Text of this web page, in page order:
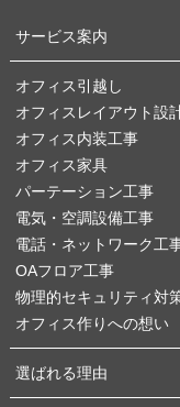
サービス案内
オフィス引越し
オフィスレイアウト設
オフィス内装工事
オフィス家具
パーテーション工事
電気・空調設備工事
電話・ネットワーク工
OAフロア工事
物理的セキュリティ対
オフィス作りへの想い
選ばれる理由